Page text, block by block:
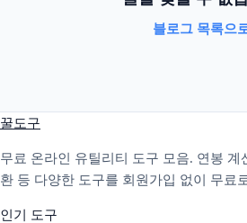
블로그 목록으
꿀도구
무료 온라인 유틸리티 도구 모음. 연봉 계
환 등 다양한 도구를 회원가입 없이 무료
인기 도구